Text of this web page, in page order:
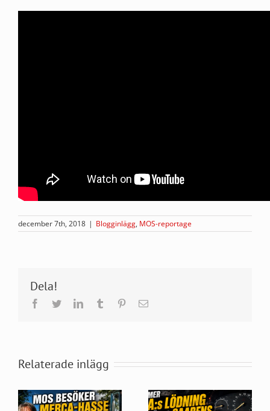
december 7th, 2018 | Blogginlägg, MOS-reportage
Dela!
Facebook
TwitterLinkedInTumblr Pinterest
E-
Relaterade inlägg